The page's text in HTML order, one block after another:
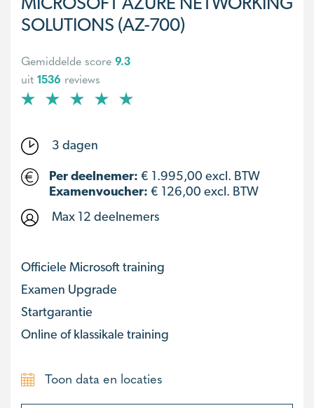
SOLUTIONS (AZ-700)
Gemiddelde score 9.3
uit 1536 reviews
3 dagen
Per deelnemer: € 1.995,00 excl. BTW
Examenvoucher: € 126,00 excl. BTW
Max 12 deelnemers
Officiele Microsoft training
Examen Upgrade
Startgarantie
Online of klassikale training
Toon data en locaties